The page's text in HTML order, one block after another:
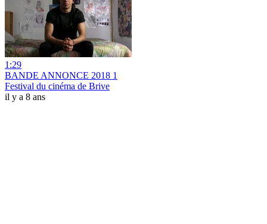
1:29
BANDE ANNONCE 2018 1
Festival du cinéma de Brive
il y a 8 ans